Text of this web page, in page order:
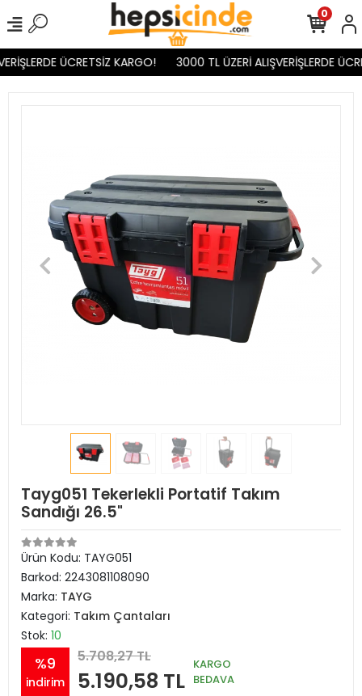
ÜCRETSİZ KARGO! 3000 TL ÜZERİ ALIŞVERİŞLERDE
0
Tayg051 Tekerlekli Portatif Takım
Sandığı 26.5"
Ürün Kodu: TAYG051
Barkod: 2243081108090
Marka: TAYG
Kategori: Takım Çantaları
Stok: 10
%9
indirim
5.708,27 TL
5.190,58 TL
KARGO
BEDAVA